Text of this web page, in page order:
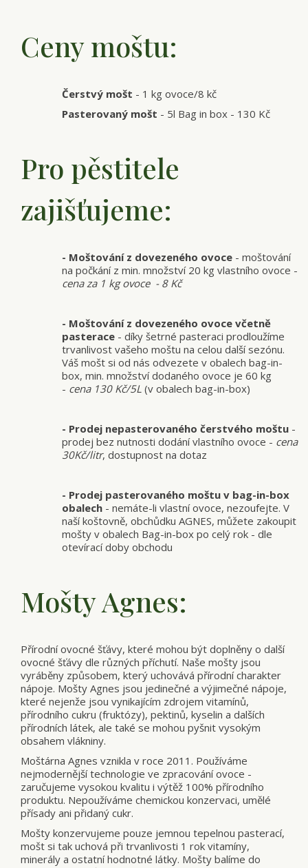
Ceny moštu:
Čerstvý mošt - 1 kg ovoce/8 kč
Pasterovaný mošt - 5l Bag in box - 130 Kč
Pro pěstitele
zajišťujeme:
- Moštování z dovezeného ovoce - moštování
na počkání z min. množství 20 kg vlastního ovoce -
cena za 1 kg ovoce - 8 Kč
- Moštování z dovezeného ovoce včetně
pasterace - díky šetrné pasteraci prodloužíme
trvanlivost vašeho moštu na celou další sezónu.
Váš mošt si od nás odvezete v obalech bag-in-
box, min. množství dodaného ovoce je 60 kg
- cena 130 Kč/5L (v obalech bag-in-box)
- Prodej nepasterovaného čerstvého moštu -
prodej bez nutnosti dodání vlastního ovoce - cena
30Kč/litr, dostupnost na dotaz
- Prodej pasterovaného moštu v bag-in-box
obalech - nemáte-li vlastní ovoce, nezoufejte. V
naší koštovně, obchůdku AGNES, můžete zakoupit
mošty v obalech Bag-in-box po celý rok - dle
otevírací doby obchodu
Mošty Agnes:
Přírodní ovocné šťávy, které mohou být doplněny o další
ovocné šťávy dle různých příchutí. Naše mošty jsou
vyráběny způsobem, který uchovává přírodní charakter
nápoje. Mošty Agnes jsou jedinečné a výjimečné nápoje,
které nejenže jsou vynikajícím zdrojem vitamínů,
přírodního cukru (fruktózy), pektinů, kyselin a dalších
přírodních látek, ale také se mohou pyšnit vysokým
obsahem vlákniny.
Moštárna Agnes vznikla v roce 2011. Používáme
nejmodernější technologie ve zpracování ovoce -
zaručujeme vysokou kvalitu i výtěž 100% přírodního
produktu. Nepoužíváme chemickou konzervaci, umělé
přísady ani přidaný cukr.
Mošty konzervujeme pouze jemnou tepelnou pasterací,
mošt si tak uchová při trvanlivosti 1 rok vitamíny,
minerály a ostatní hodnotné látky. Mošty balíme do